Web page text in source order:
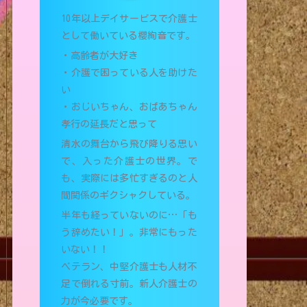
10年以上デイサービスで介護士
として働いている櫻絢音です。
・高齢者が大好き
・介護で困っている人を助けた
い
・おじいちゃん、おばあちゃん
孝行の延長だと思って
清水の舞台から飛び降りる思い
で、入った介護士の世界。で
も、実際には多忙すぎるのと人
間関係のギクシャクしている。
半年も経っていないのに…「も
う辞めたい！」。非常にもった
いない！！
ベテラン、中堅介護士も人材不
足で倒れる寸前。新人介護士の
力が今必要です。